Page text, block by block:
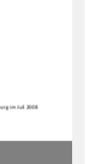
im Juli 2008